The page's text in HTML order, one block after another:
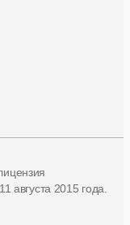
августа 2015 года.